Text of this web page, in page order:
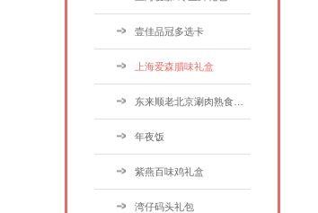
壹佳品冠多选卡
上海爱森腊味礼盒
东来顺老北京涮肉熟食礼盒
年夜饭
紫燕百味鸡礼盒
湾仔码头礼包